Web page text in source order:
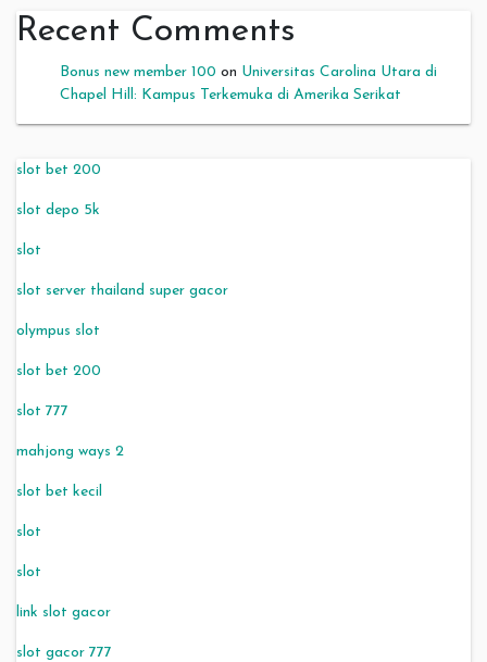
Recent Comments
Bonus new member 100 on Universitas Carolina Utara di
Chapel Hill: Kampus Terkemuka di Amerika Serikat
slot bet 200
slot depo 5k
slot
slot server thailand super gacor
olympus slot
slot bet 200
slot 777
mahjong ways 2
slot bet kecil
slot
slot
link slot gacor
slot gacor 777